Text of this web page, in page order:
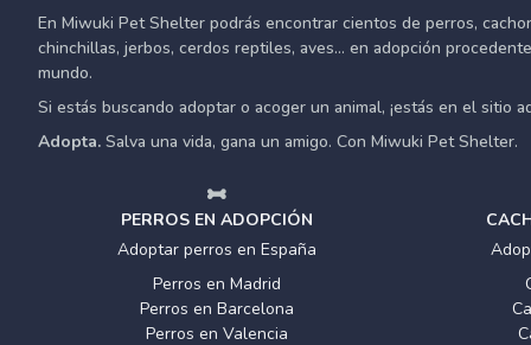
En Miwuki Pet Shelter podrás encontrar cientos de perros,
chinchillas, jerbos, cerdos reptiles, aves... en adopción
mundo.
Si estás buscando adoptar o acoger un animal, ¡estás en el sitio
Adopta. Salva una vida, gana un amigo. Con Miwuki Pet Shelter.
PERROS EN ADOPCIÓN
Adoptar perros en España
Perros en Madrid
Perros en Barcelona
Perros en Valencia